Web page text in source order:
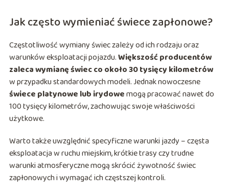
Jak często wymieniać świece zapłonowe?
Częstotliwość wymiany świec zależy od ich rodzaju oraz
warunków eksploatacji pojazdu.Większość producentów
zaleca wymianę świec co około 30 tysięcy kilometrów
w przypadku standardowych modeli. Jednak nowoczesne
świece platynowe lub irydowemogą pracować nawet do
100 tysięcy kilometrów, zachowując swoje właściwości
użytkowe.
Warto także uwzględnić specyficzne warunki jazdy – częsta
eksploatacja w ruchu miejskim, krótkie trasy czy trudne
warunki atmosferyczne mogą skrócić żywotność świec
zapłonowych i wymagać ich częstszej kontroli.